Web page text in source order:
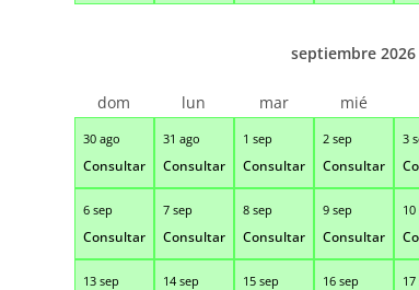
30 ago
Consultar
31 ago
Consultar
1 sep
Consultar
2 sep
Consultar
3
6 sep
Consultar
7 sep
Consultar
8 sep
Consultar
9 sep
Consultar
10
13 sep 14 sep 15 sep 16 sep 17
septiembre 2026
dom lun mar mié